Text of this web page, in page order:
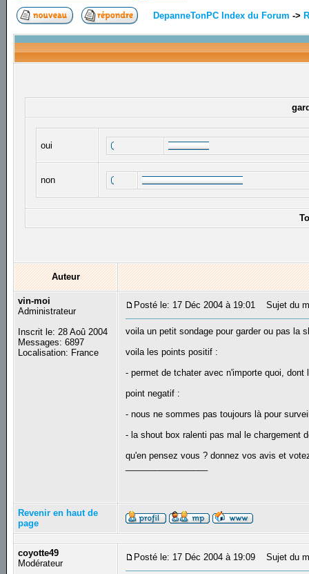
DepanneTonPC Index du Forum ->
oui
non
Auteur
vin-moi
Administrateur
Inscrit le: 28 Aoû 2004
Messages: 6897
Localisation: France
Posté le: 17 Déc 2004 à 19:01 Sujet du
voila un petit sondage pour garder ou pas la
voila les points positif :
- permet de tchater avec n'importe quoi, dont
point negatif :
- nous ne sommes pas toujours là pour
- la shout box ralenti pas mal le chargement
qu'en pensez vous ? donnez vos avis et
Revenir en haut de
page
coyotte49
Modérateur
Posté le: 17 Déc 2004 à 19:09 Sujet du